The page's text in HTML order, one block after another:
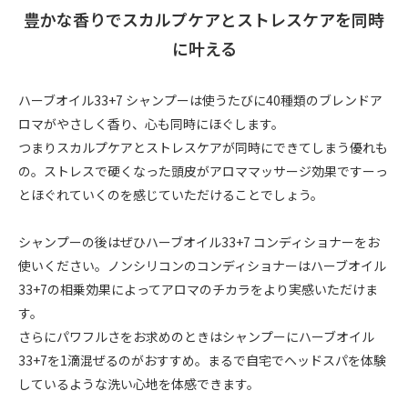
豊かな香りでスカルプケアとストレスケアを同時
に叶える
ハーブオイル33+7 シャンプーは使うたびに40種類のブレンドア
ロマがやさしく香り、心も同時にほぐします。
つまりスカルプケアとストレスケアが同時にできてしまう優れも
の。ストレスで硬くなった頭皮がアロママッサージ効果ですーっ
とほぐれていくのを感じていただけることでしょう。
シャンプーの後はぜひハーブオイル33+7 コンディショナーをお
使いください。ノンシリコンのコンディショナーはハーブオイル
33+7の相乗効果によってアロマのチカラをより実感いただけま
す。
さらにパワフルさをお求めのときはシャンプーにハーブオイル
33+7を1滴混ぜるのがおすすめ。まるで自宅でヘッドスパを体験
しているような洗い心地を体感できます。